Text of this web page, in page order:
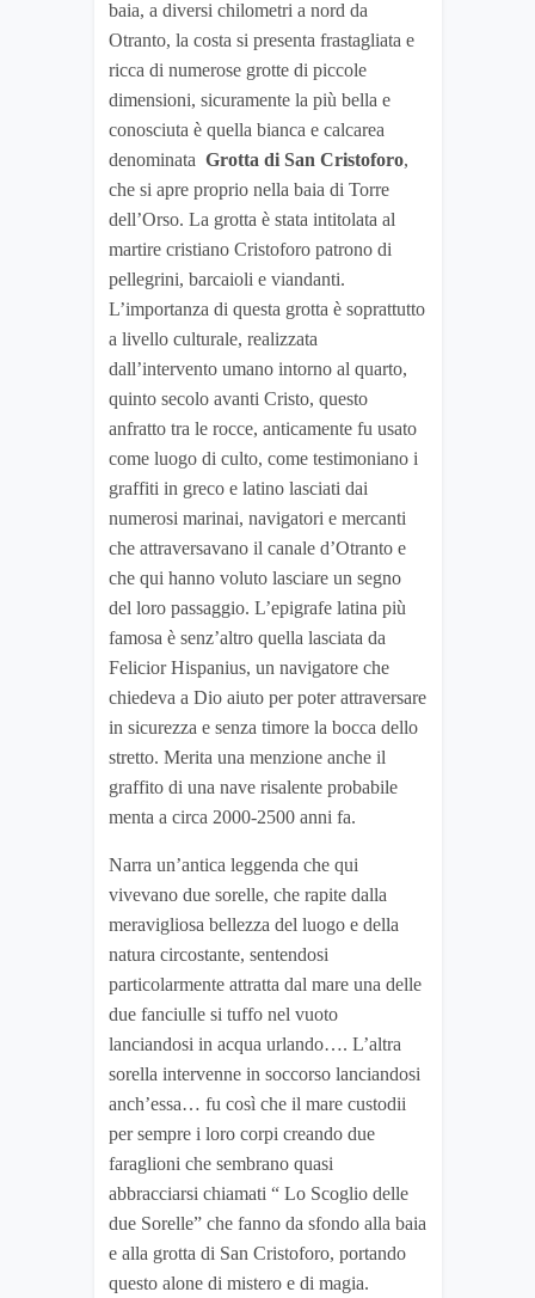
baia, a diversi chilometri a nord da
Otranto, la costa si presenta frastagliata e
ricca di numerose grotte di piccole
dimensioni, sicuramente la più bella e
conosciuta è quella bianca e calcarea
denominata Grotta di San Cristoforo,
che si apre proprio nella baia di Torre
dell’Orso. La grotta è stata intitolata al
martire cristiano Cristoforo patrono di
pellegrini, barcaioli e viandanti.
L’importanza di questa grotta è soprattutto
a livello culturale, realizzata
dall’intervento umano intorno al quarto,
quinto secolo avanti Cristo, questo
anfratto tra le rocce, anticamente fu usato
come luogo di culto, come testimoniano i
graffiti in greco e latino lasciati dai
numerosi marinai, navigatori e mercanti
che attraversavano il canale d’Otranto e
che qui hanno voluto lasciare un segno
del loro passaggio. L’epigrafe latina più
famosa è senz’altro quella lasciata da
Felicior Hispanius, un navigatore che
chiedeva a Dio aiuto per poter attraversare
in sicurezza e senza timore la bocca dello
stretto. Merita una menzione anche il
graffito di una nave risalente probabile
menta a circa 2000-2500 anni fa.
Narra un’antica leggenda che qui
vivevano due sorelle, che rapite dalla
meravigliosa bellezza del luogo e della
natura circostante, sentendosi
particolarmente attratta dal mare una delle
due fanciulle si tuffo nel vuoto
lanciandosi in acqua urlando…. L’altra
sorella intervenne in soccorso lanciandosi
anch’essa… fu così che il mare custodii
per sempre i loro corpi creando due
faraglioni che sembrano quasi
abbracciarsi chiamati “ Lo Scoglio delle
due Sorelle” che fanno da sfondo alla baia
e alla grotta di San Cristoforo, portando
questo alone di mistero e di magia.